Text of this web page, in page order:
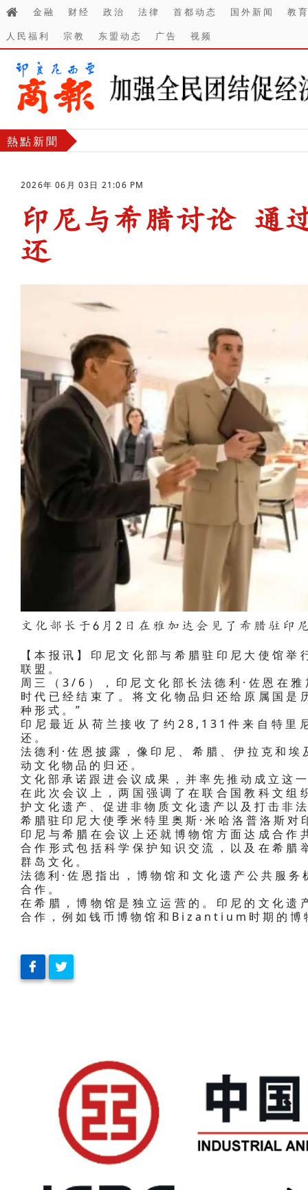
金融 财经 政治 法律 首都动态 国外新闻
教
人民福利
宗教 东盟动态 广告 视频
熱點新聞
2026年 06月 03日 21:06 PM
印尼与希腊讨论 通
还
文化部长于6月2日在雅加达会见了希腊驻印
【本报讯】印尼文化部与希腊驻印尼大使馆
联盟。
周三（3/6），印尼文化部长法德利·佐恩在
时代已经结束了。将文化物品归还给原属国
种形式。”
印尼最近从荷兰接收了约28,131件来自特里
还。
法德利·佐恩披露，像印尼、希腊、伊拉克和
动文化物品的归还。
文化部承诺跟进会议成果，并率先推动成立这
在此次会议上，两国强调了在联合国教科文
护文化遗产、促进非物质文化遗产以及打击非
希腊驻印尼大使季米特里奥斯·米哈洛普洛斯
印尼与希腊在会议上还就博物馆方面达成合
合作形式包括科学保护知识交流，以及在希
群岛文化。
法德利·佐恩指出，博物馆和文化遗产公共服
合作。
在希腊，博物馆是独立运营的。印尼的文化
合作，例如钱币博物馆和Bizantium时期的